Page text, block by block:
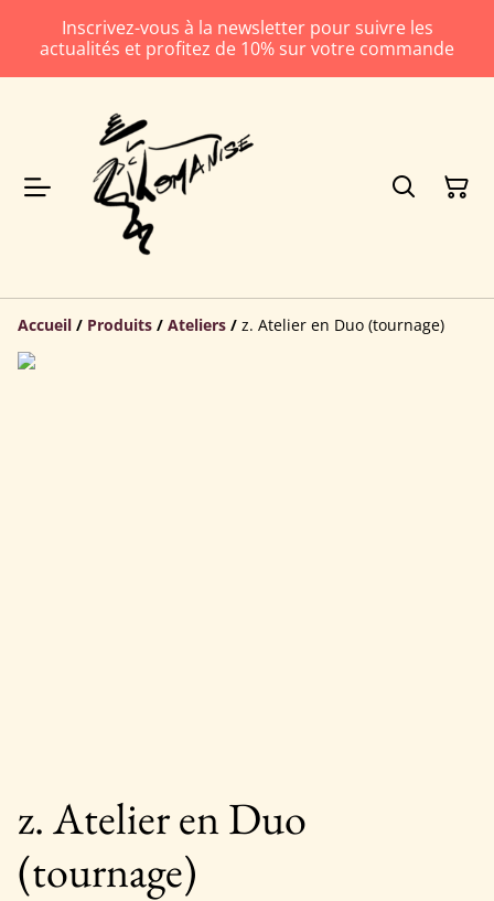
Inscrivez-vous à la newsletter pour suivre les
actualités et profitez de 10% sur votre commande
Accueil / Produits / Ateliers / z. Atelier en Duo (tournage)
z. Atelier en Duo
(tournage)